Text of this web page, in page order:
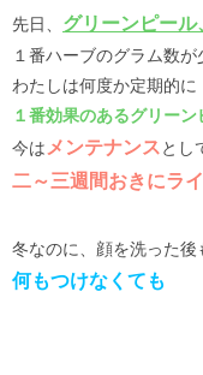
先日、 グリーンピー
１番ハーブのグラム数が
わたしは何度か定期的に
１番効果のあるグリー
今は メンテナンス とし
二～三週間おきにラ
冬なのに、顔を洗った後
何もつけなくても